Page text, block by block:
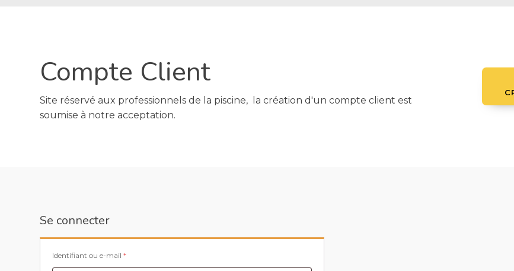
Compte Client
Site réservé aux professionnels de la piscine, la création d'un compte client est
soumise à notre acceptation.
Se connecter
Identifiant ou e-mail*Obligatoire